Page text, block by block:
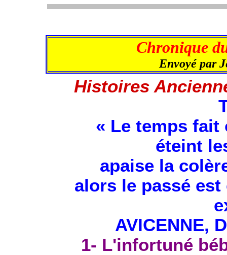
Chronique
Envoyé par
Histoires
« Le temps
éteint
apaise la
alors le passé
AVICENNE,
1- L'infortuné